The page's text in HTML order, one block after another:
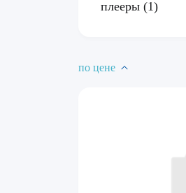
плееры (1)
по цене